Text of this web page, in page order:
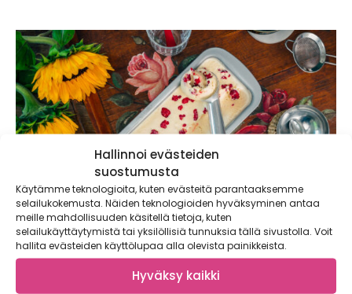
Hallinnoi evästeiden
suostumusta
Käytämme teknologioita, kuten evästeitä parantaaksemme
selailukokemusta. Näiden teknologioiden hyväksyminen antaa
meille mahdollisuuden käsitellä tietoja, kuten
selailukäyttäytymistä tai yksilöllisiä tunnuksia tällä sivustolla. Voit
hallita evästeiden käyttölupaa alla olevista painikkeista.
Hyväksy kaikki
Kotimaisten kasvisten sesonki huipentuu –
aika säilöä kesän maut talteen